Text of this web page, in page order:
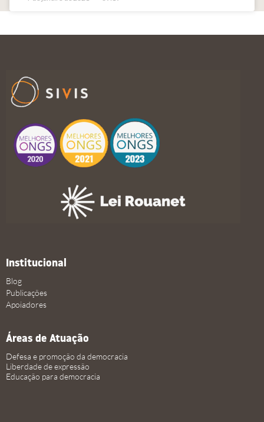
Institucional
Blog
Publicações
Apoiadores
Áreas de Atuação
Defesa e promoção da democracia
Liberdade de expressão
Educação para democracia